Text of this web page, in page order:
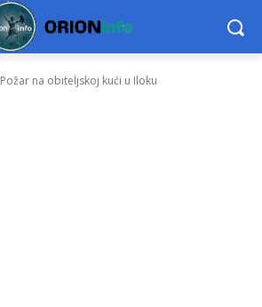
Požar na obiteljskoj kući u Iloku